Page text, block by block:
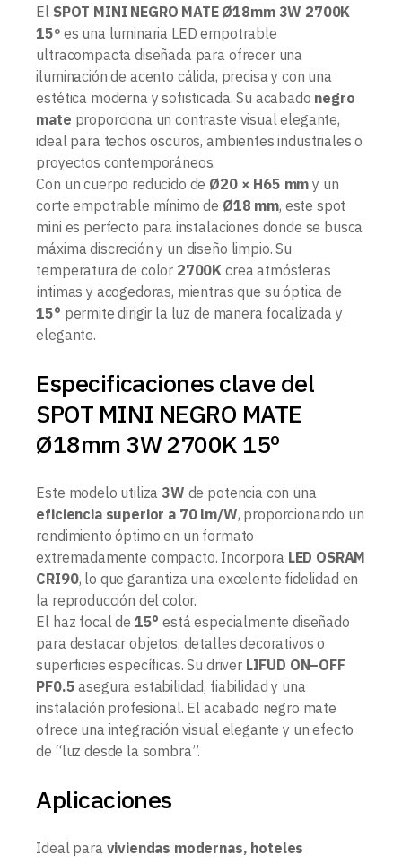
El SPOT MINI NEGRO MATE Ø18mm 3W 2700K
15ºes una luminaria LED empotrable
ultracompacta diseñada para ofrecer una
iluminación de acento cálida, precisa y con una
estética moderna y sofisticada. Su acabado negro
mate proporciona un contraste visual elegante,
ideal para techos oscuros, ambientes industriales o
proyectos contemporáneos.
Con un cuerpo reducido de Ø20 × H65 mm y un
corte empotrable mínimo de Ø18 mm, este spot
mini es perfecto para instalaciones donde se busca
máxima discreción y un diseño limpio. Su
temperatura de color 2700K crea atmósferas
íntimas y acogedoras, mientras que su óptica de
15° permite dirigir la luz de manera focalizada y
elegante.
Especificaciones clave del
SPOT MINI NEGRO MATE
Ø18mm 3W 2700K 15º
Este modelo utiliza 3W de potencia con una
eficiencia superior a 70 lm/W, proporcionando un
rendimiento óptimo en un formato
extremadamente compacto. Incorpora LED OSRAM
CRI90, lo que garantiza una excelente fidelidad en
la reproducción del color.
El haz focal de 15° está especialmente diseñado
para destacar objetos, detalles decorativos o
superficies específicas. Su driver LIFUD ON–OFF
PF0.5 asegura estabilidad, fiabilidad y una
instalación profesional. El acabado negro mate
ofrece una integración visual elegante y un efecto
de “luz desde la sombra”.
Aplicaciones
Ideal para viviendas modernas, hoteles